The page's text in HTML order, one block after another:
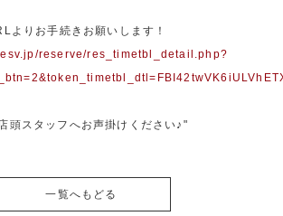
よりお手続きお願いします！
reserve/res_timetbl_detail.php?
頭スタッフへお声掛けください♪"
一覧へもどる